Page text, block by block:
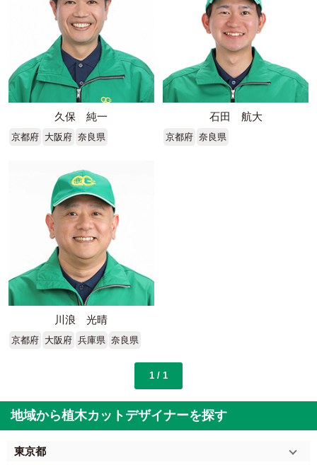
久保 純一
京都府 大阪府 奈良県
石田 航大
京都府 奈良県
川浪 光晴
京都府 大阪府 兵庫県 奈良県
1 / 1
地域から植木カットデザイナーを探す
東京都